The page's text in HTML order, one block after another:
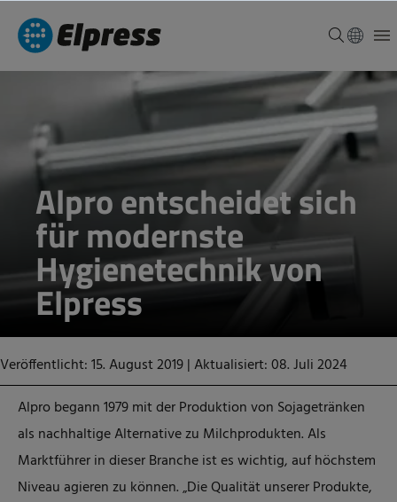
Alpro entscheidet sich
für modernste
Hygienetechnik von
Elpress
Veröffentlicht: 15. August 2019|Aktualisiert: 08. Juli 2024
Alpro begann 1979 mit der Produktion von Sojagetränken
als nachhaltige Alternative zu Milchprodukten. Als
Marktführer in dieser Branche ist es wichtig, auf höchstem
Niveau agieren zu können. „Die Qualität unserer Produkte,